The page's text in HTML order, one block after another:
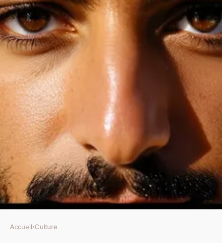
Accueil›Culture